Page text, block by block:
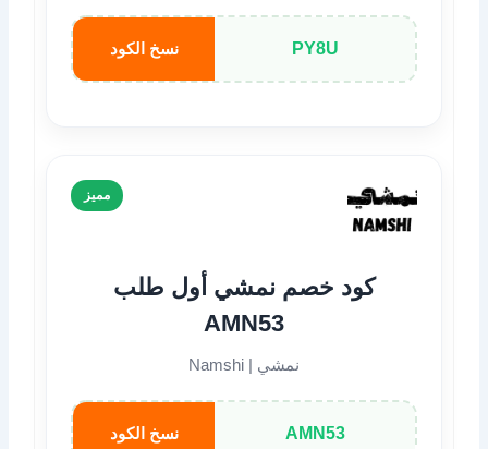
PY8U نسخ الكود
مميز
كود خصم نمشي أول طلب
AMN53
نمشي | Namshi
AMN53 نسخ الكود